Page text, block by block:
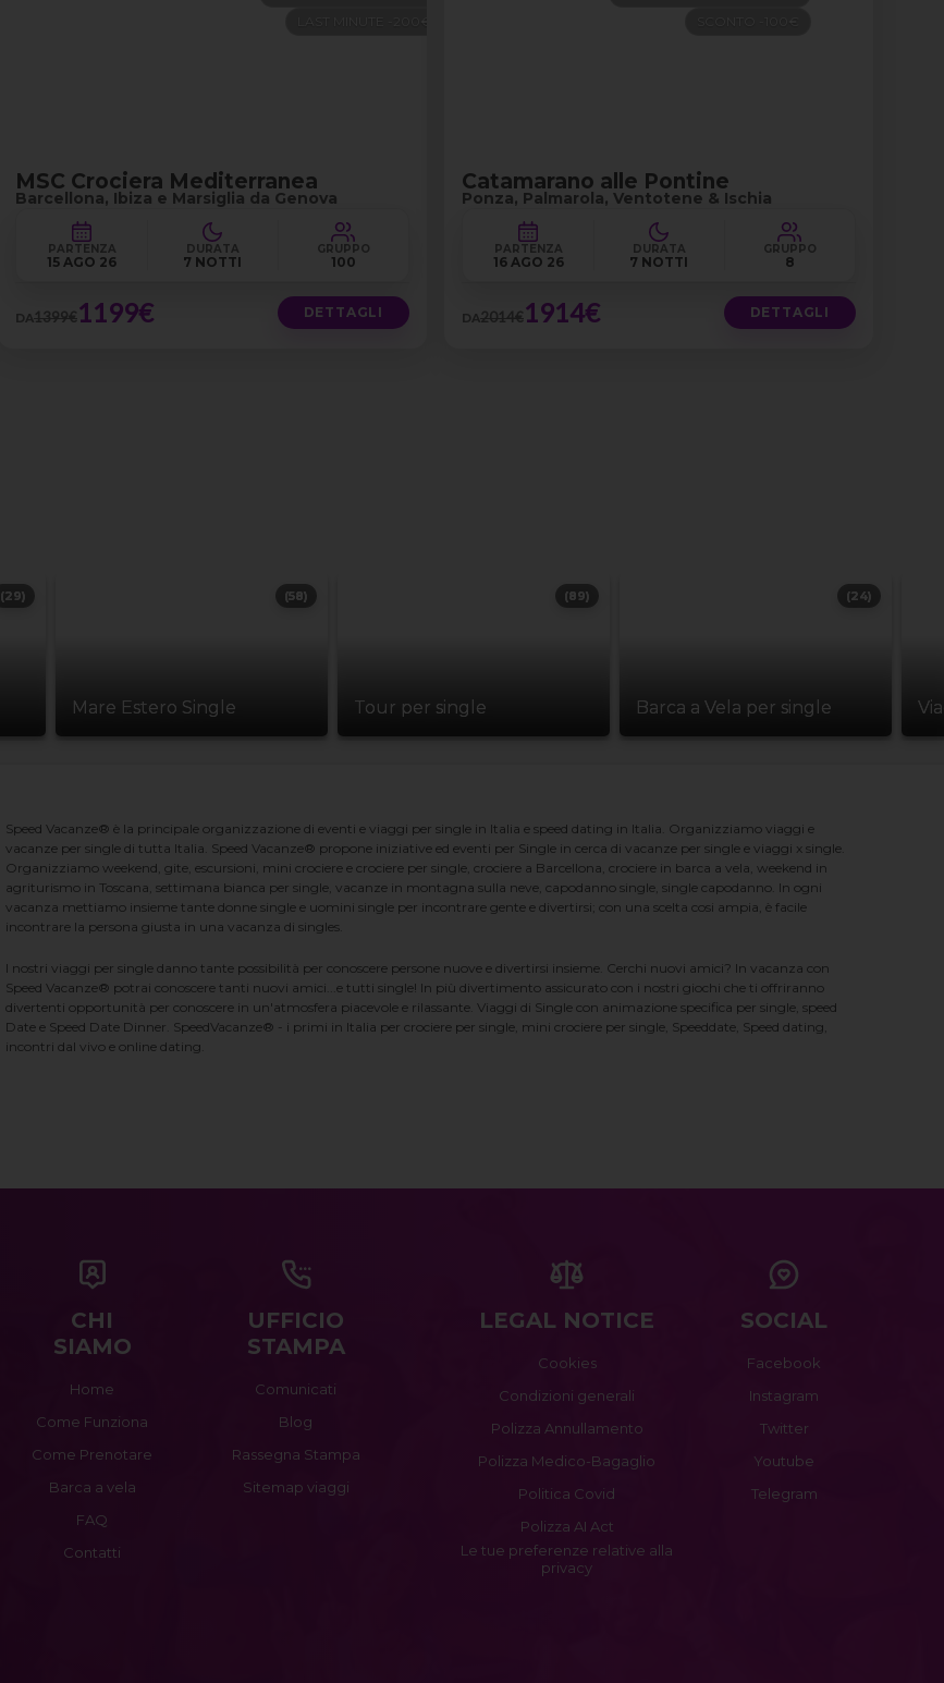
MSC Crociera Mediterranea
Barcellona, Ibiza e Marsiglia da Genova
PARTENZA
15 AGO 26
DURATA
7 NOTTI
GRUPPO
100
DA1399€1199€ DETTAGLI
Catamarano alle Pontine
Ponza, Palmarola, Ventotene & Ischia
PARTENZA
16 AGO 26
DURATA
7 NOTTI
GRUPPO
8
DA2014€1914€ DETTAGLI
(29)
Mare Estero Single
(58)
Tour per single
(89)
Barca a Vela per single
(24)
Speed Vacanze® è la principale organizzazione di eventi e viaggi per single in Italia e speed dating in Italia. Organizziamo viaggi e
vacanze per single di tutta Italia. Speed Vacanze® propone iniziative ed eventi per Single in cerca di vacanze per single e viaggi x single.
Organizziamo weekend, gite, escursioni, mini crociere e crociere per single, crociere a Barcellona, crociere in barca a vela, weekend in
agriturismo in Toscana, settimana bianca per single, vacanze in montagna sulla neve, capodanno single, single capodanno. In ogni
vacanza mettiamo insieme tante donne single e uomini single per incontrare gente e divertirsi; con una scelta cosi ampia, è facile
incontrare la persona giusta in una vacanza di singles.
I nostri viaggi per single danno tante possibilità per conoscere persone nuove e divertirsi insieme. Cerchi nuovi amici? In vacanza con
Speed Vacanze® potrai conoscere tanti nuovi amici...e tutti single! In più divertimento assicurato con i nostri giochi che ti offriranno
divertenti opportunità per conoscere in un'atmosfera piacevole e rilassante. Viaggi di Single con animazione specifica per single, speed
Date e Speed Date Dinner. SpeedVacanze® - i primi in Italia per crociere per single, mini crociere per single, Speeddate, Speed dating,
incontri dal vivo e online dating.
CHI
SIAMO
Home
Come Funziona
Come Prenotare
Barca a vela
FAQ
Contatti
UFFICIO
STAMPA
Comunicati
Blog
Rassegna Stampa
Sitemap viaggi
LEGAL NOTICE
Cookies
Condizioni generali
Polizza Annullamento
Polizza Medico-Bagaglio
Politica Covid
Polizza AI Act
Le tue preferenze relative alla
privacy
SOCIAL
Facebook
Instagram
Twitter
Youtube
Telegram